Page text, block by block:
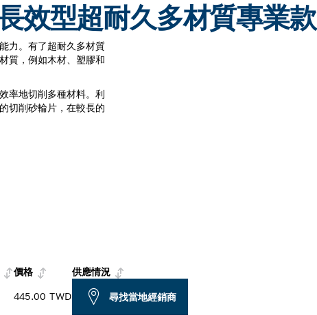
效型超耐久多材質專業款
力。有了超耐久多材質
質，例如木材、塑膠和
率地切削多種材料。利
切削砂輪片，在較長的
價格
供應情況
445.00 TWD 尋找當地經銷商